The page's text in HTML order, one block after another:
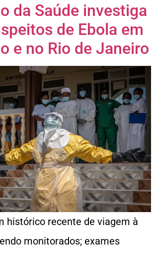
da Saúde investiga
de Ebola em
e no Rio de Janeiro
histórico recente de viagem à
monitorados; exames